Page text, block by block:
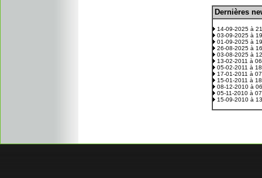
Dernières
14-09-2025 à
03-09-2025 à
01-09-2025 à
26-08-2025 à
03-08-2025 à
13-02-2011 à
05-02-2011 à
17-01-2011 à
15-01-2011 à
08-12-2010 à
05-11-2010 à
15-09-2010 à